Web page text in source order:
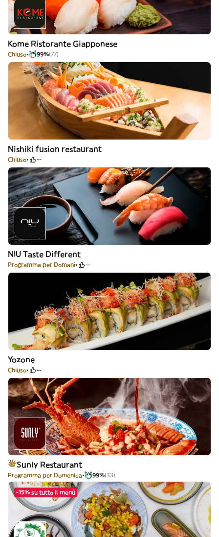
Kome Ristorante Giapponese
Chiuso 99%(77)
Nishiki fusion restaurant
Chiuso --
NIU Taste Different
Programma per Domani --
Yozone
Chiuso --
Sunly Restaurant
Programma per Domenica 99%(33)
-15% su tutto il menù